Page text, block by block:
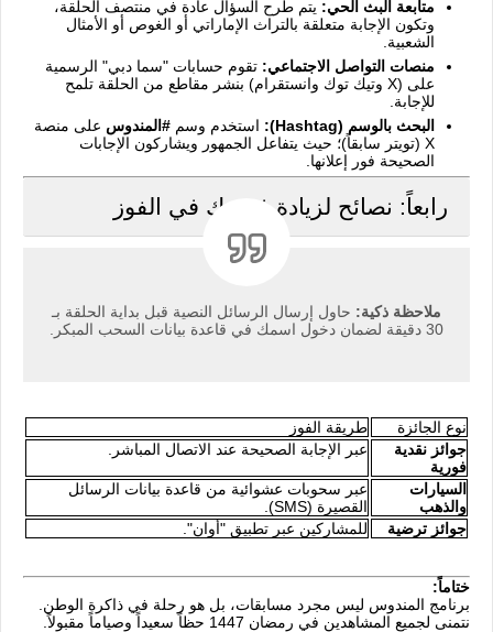
متابعة البث الحي: يتم طرح السؤال عادة في منتصف الحلقة،
وتكون الإجابة متعلقة بالتراث الإماراتي أو الغوص أو الأمثال
الشعبية.
منصات التواصل الاجتماعي: تقوم حسابات "سما دبي" الرسمية
على (X وتيك توك وانستقرام) بنشر مقاطع من الحلقة تلمح
للإجابة.
البحث بالوسم (Hashtag):
استخدم وسم #المندوس على منصة
X (تويتر سابقاً)؛ حيث يتفاعل الجمهور ويشاركون الإجابات
الصحيحة فور إعلانها.
رابعاً: نصائح لزيادة فرصك في الفوز
ملاحظة ذكية: حاول إرسال الرسائل النصية قبل بداية الحلقة بـ
30 دقيقة لضمان دخول اسمك في قاعدة بيانات السحب المبكر.
نوع الجائزة
طريقة الفوز
جوائز نقدية
فورية
عبر الإجابة الصحيحة عند الاتصال المباشر.
السيارات
والذهب
عبر سحوبات عشوائية من قاعدة بيانات الرسائل
القصيرة (SMS).
جوائز ترضية
للمشاركين عبر تطبيق "أوان".
ختاماً:
برنامج المندوس ليس مجرد مسابقات، بل هو رحلة في ذاكرة الوطن.
نتمنى لجميع المشاهدين في رمضان 1447 حظاً سعيداً وصياماً مقبولاً.